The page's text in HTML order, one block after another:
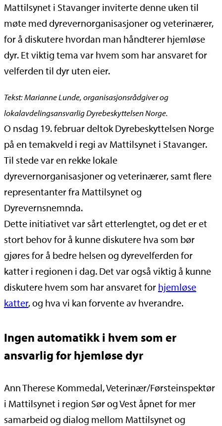
Mattilsynet i Stavanger inviterte denne uken til
møte med dyrevernorganisasjoner og veterinærer,
for å diskutere hvordan man håndterer hjemløse
dyr. Et viktig tema var hvem som har ansvaret for
velferden til dyr uten eier.
Tekst: Marianne Lunde, organisasjonsrådgiver og
lokalavdelingsansvarlig Dyrebeskyttelsen Norge.
O nsdag 19. februar deltok Dyrebeskyttelsen Norge
på en temakveld i regi av Mattilsynet i Stavanger.
Til stede var en rekke lokale
dyrevernorganisasjoner og veterinærer, samt flere
representanter fra Mattilsynet og
Dyrevernsnemnda.
Dette initiativet var sårt etterlengtet, og det er et
stort behov for å kunne diskutere hva som bør
gjøres for å bedre helsen og dyrevelferden for
katter i regionen i dag. Det var også viktig å kunne
diskutere hvem som har ansvaret for hjemløse
katter, og hva vi kan forvente av hverandre.
Ingen automatikk i hvem som er
ansvarlig for hjemløse dyr
Ann Therese Kommedal, Veterinær/Førsteinspektør
i Mattilsynet i region Sør og Vest åpnet for mer
samarbeid og dialog mellom Mattilsynet og